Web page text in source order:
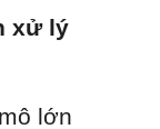
xử lý
lớn